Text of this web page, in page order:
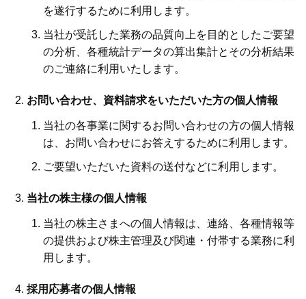
を遂行するために利用します。
当社が受託した業務の品質向上を目的としたご要望
の分析、各種統計データの算出集計とその分析結果
のご連絡に利用いたします。
お問い合わせ、資料請求をいただいた方の個人情報
当社の各事業に関するお問い合わせの方の個人情報
は、お問い合わせにお答えするために利用します。
ご要望いただいた資料の送付などに利用します。
当社の株主様の個人情報
当社の株主さまへの個人情報は、連絡、各種情報等
の提供および株主管理及び関連・付帯する業務に利
用します。
採用応募者の個人情報